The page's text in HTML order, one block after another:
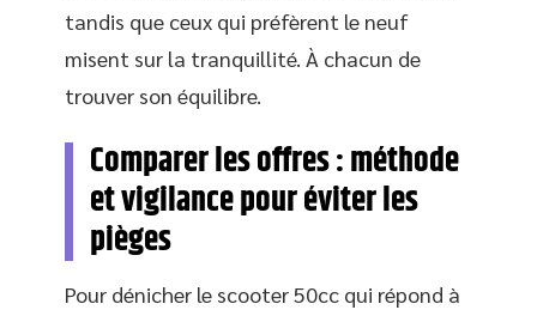
tandis que ceux qui préfèrent le neuf
misent sur la tranquillité. À chacun de
trouver son équilibre.
Comparer les offres : méthode
et vigilance pour éviter les
pièges
Pour dénicher le scooter 50cc qui répond à